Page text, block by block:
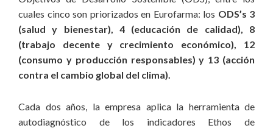
cuales cinco son priorizados en Eurofarma: los ODS’s 3
(salud y bienestar), 4 (educación de calidad), 8
(trabajo decente y crecimiento económico), 12
(consumo y producción responsables) y 13 (acción
contra el cambio global del clima).
Cada dos años, la empresa aplica la herramienta de
autodiagnóstico de los indicadores Ethos de